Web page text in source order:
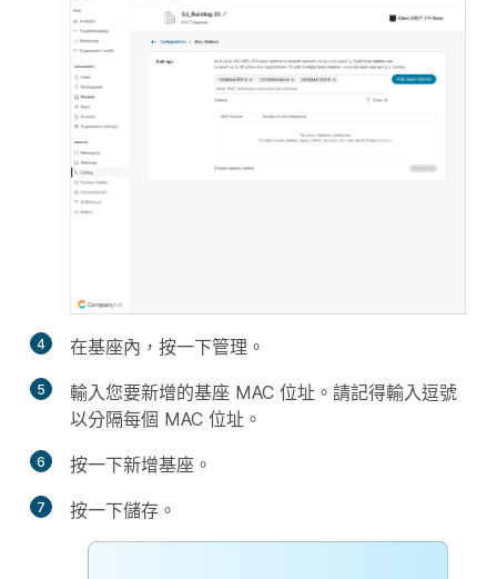
4 在基座內，按一下管理 。
5
輸入您要新增的基座 MAC 位址。請記得輸入逗號
以分隔每個 MAC 位址。
6 按一下新增基座 。
7 按一下儲存 。